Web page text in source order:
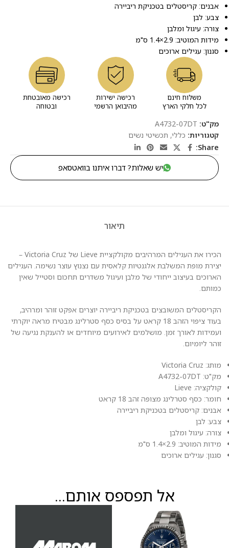
אבנים: קריסטלים בטכניקת ריביירה
צבע: לבן
צורה: עיגול ומלבן
מידות המוטיב: 2.9×1.4 ס"מ
סגנון: עגילים ארוכים
משלוח חינם
לכל חלקי הארץ
רכישה ישירות
מהיבואן הרשמי
רכישה מאובטחת
ובטוחה
מק"ט: A4732-07DT
קטגוריות: כללי, תכשיטי נשים
Share:
יש שאלות? דברו איתנו בוואטסאפ
תיאור
הכירו את העגילים המרהיבים מקולקציית Lieve של Victoria Cruz –
יצירת מופת המשלבת אלגנטיות קלאסית עם נצנוץ עוצר נשימה. העגילים
הארוכים בעיצוב ייחודי של מלבן ועיגול משדרים תחכום וסטייל שאין
כמותם.
הקריסטלים המשובצים בטכניקת ריביירה יוצרים אפקט זוהר ומרהיב,
בעוד ציפוי הזהב 18 קראט על בסיס כסף סטרלינג מבטיח מראה יוקרתי
ועמידות לאורך זמן. מושלמים לאירועים מיוחדים או להענקת נגיעה של
זוהר ליומיום.
מותג: Victoria Cruz
מק"ט: A4732-07DT
קולקציה: Lieve
חומר: כסף סטרלינג מצופה זהב 18 קראט
אבנים: קריסטלים בטכניקת ריביירה
צבע: לבן
צורה: עיגול ומלבן
מידות המוטיב: 2.9×1.4 ס"מ
סגנון: עגילים ארוכים
אל תפספס אותם...